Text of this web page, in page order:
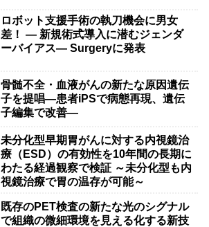
ロボット支援手術の執刀機会に男女
差！ — 新規術式導入に潜むジェンダ
ーバイアス— Surgeryに発表
骨髄不全・血液がんの新たな原因遺伝
子を提唱―患者iPSで病態再現、遺伝
子編集で改善―
未分化型早期胃がんに対する内視鏡治
療（ESD）の有効性を10年間の長期に
わたる経過観察で検証 ～未分化型も内
視鏡治療で胃の温存が可能～
既存のPET検査の新たな光のシグナル
で組織の微細環境を見える化する新技